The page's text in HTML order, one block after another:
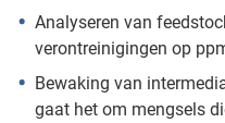
Analyseren van
verontreinigingen op
Bewaking van
gaat het om mengsels